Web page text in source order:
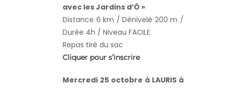
avec les Jardins d’Ô »
Distance 6 km / Dénivelé 200 m /
Durée 4h / Niveau FACILE
Repas tiré du sac
Cliquer pour s’inscrire
Mercredi 25 octobre à LAURIS à